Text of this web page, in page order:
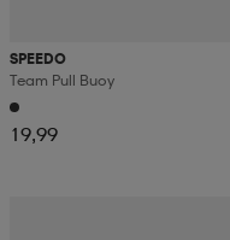
SPEEDO
Team Pull Buoy
19,99